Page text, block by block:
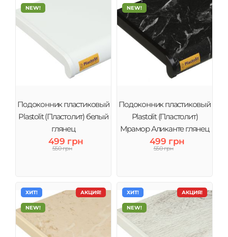
NEW!
Подоконник пластиковый
Plastolit (Пластолит) белый
глянец
499 грн
550 грн
NEW!
Подоконник пластиковый
Plastolit (Пластолит)
Мрамор Аликанте глянец
499 грн
550 грн
АКЦИЯ!
ХИТ!
NEW!
АКЦИЯ!
ХИТ!
NEW!